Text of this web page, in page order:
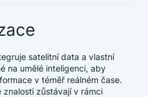
satelitní data a vlastní
na umělé inteligenci, aby
v téměř reálném čase.
znalosti zůstávají v rámci